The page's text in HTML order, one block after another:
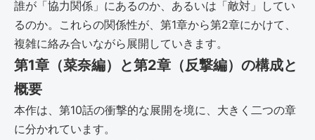
誰が「協力関係」にあるのか、あるいは「敵対」してい
るのか。これらの関係性が、第1章から第2章にかけて、
複雑に絡み合いながら展開していきます。
第1章（菜奈編）と第2章（反撃編）の構成と
概要
本作は、第10話の衝撃的な展開を境に、大きく二つの章
に分かれています。